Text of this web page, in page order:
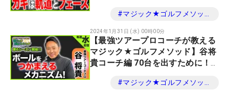
#マジック★ゴルフメソッド
2024年1月31日 (水) 00時00分
【最強ツアープロコーチが教える
マジック★ゴルフメソッド】谷将
貴コーチ編 70台を出すために！
#マジック★ゴルフメソッド